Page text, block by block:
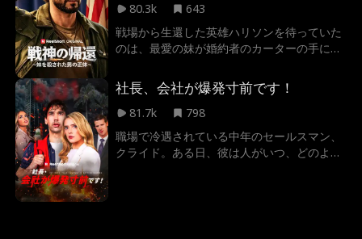
80.3k
643
戦場から生還した英雄ハリソンを待っていた
のは、最愛の妹が婚約者のカーターの手に掛
復讐の鬼と化したハリソンは、ボロボロの軍
服姿のままカーターの華やかな祝宴に潜入
し、不気味な宣告を下す。「お前への罰は、
3日後に下る」。なぜ彼はすぐに手を下さ
ず、あえて3日という猶予を与えたのか？ た
だの狂った帰還兵だと思われていた男の裏の
社長、会社が爆発寸前です！
81.7k
798
職場で冷遇されている中年のセールスマン、
クライド。ある日、彼は人がいつ、どのよう